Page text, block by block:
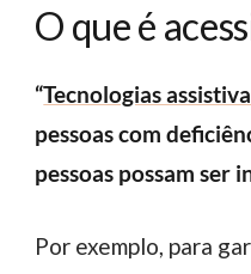
O que é
“Tecnologias
pessoas com
pessoas possam ser
Por exemplo, para